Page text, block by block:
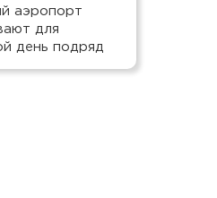
аэропорт
для
день подряд